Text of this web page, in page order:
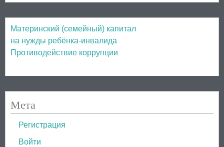
Материнский (семейный) капитал
на нужды ребёнка-инвалида
Противодействие коррупции
Мета
Регистрация
Войти